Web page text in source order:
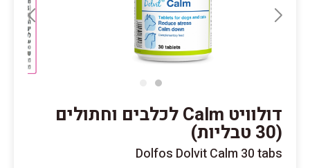
דולוויט Calm לכלבים וחתולים
(30 טבליות)
Dolfos Dolvit Calm 30 tabs